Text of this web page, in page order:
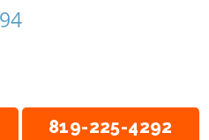
819-225-4292